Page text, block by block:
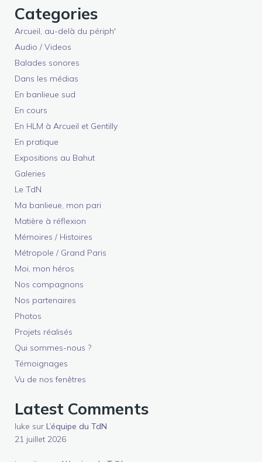
Categories
Arcueil, au-delà du périph'
Audio / Videos
Balades sonores
Dans les médias
En banlieue sud
En cours
En HLM à Arcueil et Gentilly
En pratique
Expositions au Bahut
Galeries
Le TdN
Ma banlieue, mon pari
Matière à réflexion
Mémoires / Histoires
Métropole / Grand Paris
Moi, mon héros
Nos compagnons
Nos partenaires
Photos
Projets réalisés
Qui sommes-nous ?
Témoignages
Vu de nos fenêtres
Latest Comments
luke sur L’équipe du TdN
21 juillet 2026